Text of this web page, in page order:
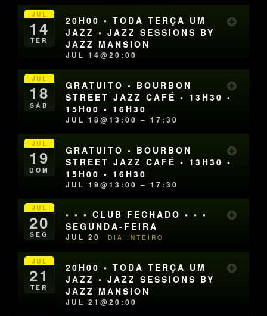
JUL
14
TER
20H00 • TODA TERÇA UM
JAZZ • JAZZ SESSIONS BY
JAZZ MANSION
JUL 14@20:00
JUL
18
SÁB
GRATUITO • BOURBON
STREET JAZZ CAFÉ • 13H30 •
15H00 • 16H30
JUL 18@13:00 – 17:30
JUL
19
DOM
GRATUITO • BOURBON
STREET JAZZ CAFÉ • 13H30 •
15H00 • 16H30
JUL 19@13:00 – 17:30
JUL
20
SEG
• • • CLUB FECHADO • • •
SEGUNDA-FEIRA
JUL 20 DIA INTEIRO
JUL
21
TER
20H00 • TODA TERÇA UM
JAZZ • JAZZ SESSIONS BY
JAZZ MANSION
JUL 21@20:00